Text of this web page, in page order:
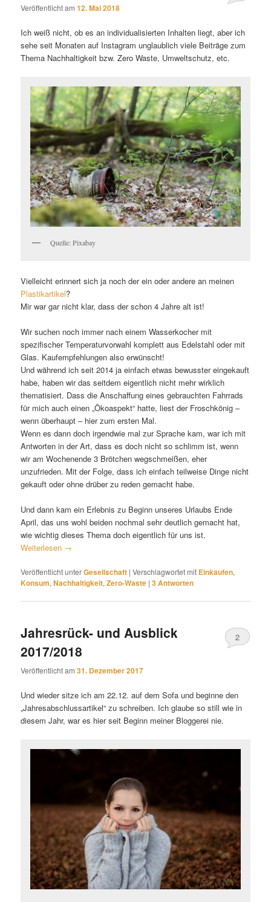
Veröffentlicht am12. Mai 2018
Ich weiß nicht, ob es an individualisierten Inhalten liegt, aber ich
sehe seit Monaten auf Instagram unglaublich viele Beiträge zum
Thema Nachhaltigkeit bzw. Zero Waste, Umweltschutz, etc.
Quelle: Pixabay
Vielleicht erinnert sich ja noch der ein oder andere an meinen
Plastikartikel?
Mir war gar nicht klar, dass der schon 4 Jahre alt ist!
Wir suchen noch immer nach einem Wasserkocher mit
spezifischer Temperaturvorwahl komplett aus Edelstahl oder mit
Glas. Kaufempfehlungen also erwünscht!
Und während ich seit 2014 ja einfach etwas bewusster eingekauft
habe, haben wir das seitdem eigentlich nicht mehr wirklich
thematisiert. Dass die Anschaffung eines gebrauchten Fahrrads
für mich auch einen „Ökoaspekt“ hatte, liest der Froschkönig –
wenn überhaupt – hier zum ersten Mal.
Wenn es dann doch irgendwie mal zur Sprache kam, war ich mit
Antworten in der Art, dass es doch nicht so schlimm ist, wenn
wir am Wochenende 3 Brötchen wegschmeißen, eher
unzufrieden. Mit der Folge, dass ich einfach teilweise Dinge nicht
gekauft oder ohne drüber zu reden gemacht habe.
Und dann kam ein Erlebnis zu Beginn unseres Urlaubs Ende
April, das uns wohl beiden nochmal sehr deutlich gemacht hat,
wie wichtig dieses Thema doch eigentlich für uns ist.
Weiterlesen →
Veröffentlicht unterGesellschaft |Verschlagwortet mit Einkaufen,
Konsum,Nachhaltigkeit,Zero-Waste |3Antworten
Jahresrück- und Ausblick
2017/2018
Veröffentlicht am31. Dezember 2017
2
Und wieder sitze ich am 22.12. auf dem Sofa und beginne den
„Jahresabschlussartikel“ zu schreiben. Ich glaube so still wie in
diesem Jahr, war es hier seit Beginn meiner Bloggerei nie.